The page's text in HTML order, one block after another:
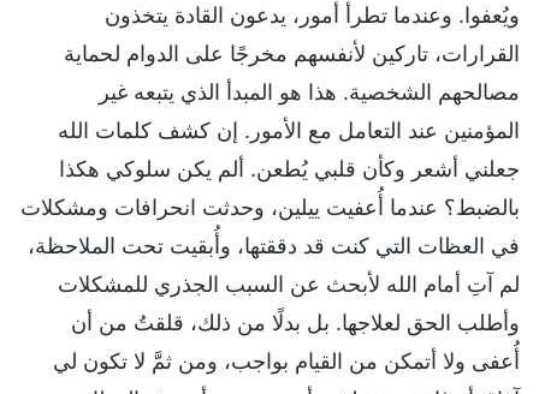
ويُعفوا. وعندما تطرأ أمور، يدعون القادة يتخذون
القرارات، تاركين لأنفسهم مخرجًا على الدوام لحماية
مصالحهم الشخصية. هذا هو المبدأ الذي يتبعه غير
المؤمنين عند التعامل مع الأمور. إن كشف كلمات الله
جعلني أشعر وكأن قلبي يُطعن. ألم يكن سلوكي هكذا
بالضبط؟ عندما أُعفيت ييلين، وحدثت انحرافات ومشكلات
في العظات التي كنت قد دققتها، وأُبقيت تحت الملاحظة،
لم آتِ أمام الله لأبحث عن السبب الجذري للمشكلات
وأطلب الحق لعلاجها. بل بدلًا من ذلك، قلقتُ من أن
أُعفى ولا أتمكن من القيام بواجب، ومن ثمَّ لا تكون لي